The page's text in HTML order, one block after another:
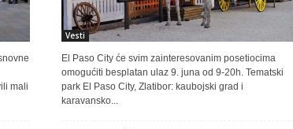
mali
Vesti
El Paso City će svim zainteresovanim posetiocima
omogućiti besplatan ulaz 9. juna od 9-20h. Tematski
park El Paso City, Zlatibor: kaubojski grad i
karavansko...